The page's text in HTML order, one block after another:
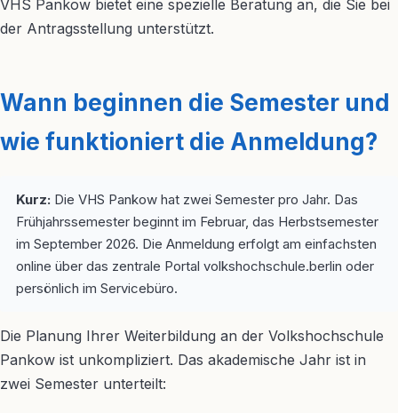
VHS Pankow bietet eine spezielle Beratung an, die Sie bei
der Antragsstellung unterstützt.
Wann beginnen die Semester und
wie funktioniert die Anmeldung?
Kurz: Die VHS Pankow hat zwei Semester pro Jahr. Das
Frühjahrssemester beginnt im Februar, das Herbstsemester
im September 2026. Die Anmeldung erfolgt am einfachsten
online über das zentrale Portal volkshochschule.berlin oder
persönlich im Servicebüro.
Die Planung Ihrer Weiterbildung an der Volkshochschule
Pankow ist unkompliziert. Das akademische Jahr ist in
zwei Semester unterteilt: